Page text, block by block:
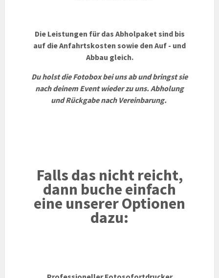
Die Leistungen für das Abholpaket sind bis
auf die Anfahrtskosten sowie den Auf - und
Abbau gleich.
Du holst die Fotobox bei uns ab und bringst sie
nach deinem Event wieder zu uns. Abholung
und Rückgabe nach Vereinbarung.
Falls das nicht reicht,
dann buche einfach
eine unserer Optionen
dazu: